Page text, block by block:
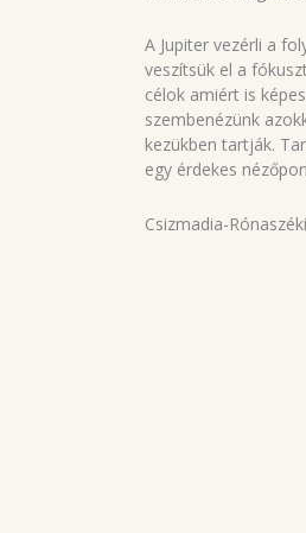
A Jupiter vezérli a
veszítsük el a
célok amiért is
szembenézünk
kezükben tartják.
egy érdekes
Csizmadia-